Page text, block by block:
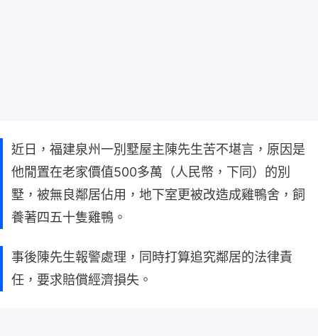
近日，福建泉州一別墅屋主陳先生苦不堪言，原因是
他閒置在老家價值500多萬（人民幣，下同）的別
墅，被無良鄰居佔用，地下室更被改造成雞鴨舍，飼
養著四五十隻雞鴨。
事後陳先生報警處理，同時打算追究鄰居的法律責
任，要求賠償經濟損失。